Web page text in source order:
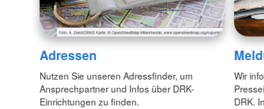
Adressen
Nutzen Sie unseren Adressfinder, um
Ansprechpartner und Infos über DRK-
Einrichtungen zu finden.
Wir
DRK.